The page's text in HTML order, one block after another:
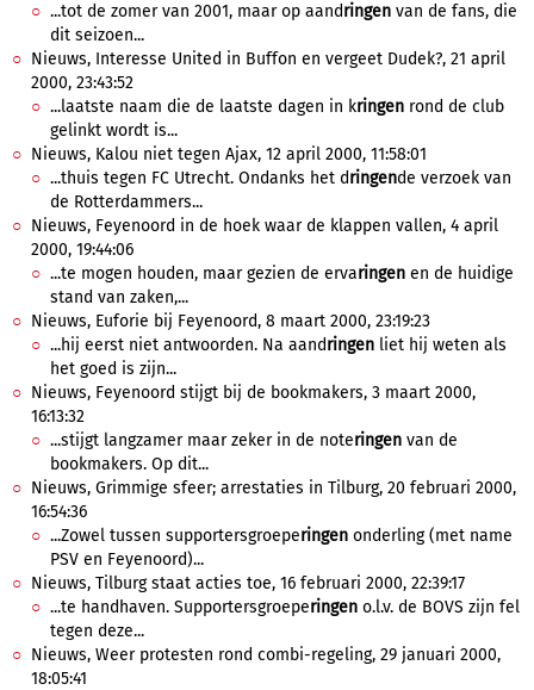
...tot de zomer van 2001, maar op aandringen van de fans, die
dit seizoen...
Nieuws, Interesse United in Buffon en vergeet Dudek?, 21 april
2000, 23:43:52
...laatste naam die de laatste dagen in kringen rond de club
gelinkt wordt is...
Nieuws, Kalou niet tegen Ajax, 12 april 2000, 11:58:01
...thuis tegen FC Utrecht. Ondanks het dringende verzoek van
de Rotterdammers...
Nieuws, Feyenoord in de hoek waar de klappen vallen, 4 april
2000, 19:44:06
...te mogen houden, maar gezien de ervaringen en de huidige
stand van zaken,...
Nieuws, Euforie bij Feyenoord, 8 maart 2000, 23:19:23
...hij eerst niet antwoorden. Na aandringen liet hij weten als
het goed is zijn...
Nieuws, Feyenoord stijgt bij de bookmakers, 3 maart 2000,
16:13:32
...stijgt langzamer maar zeker in de noteringen van de
bookmakers. Op dit...
Nieuws, Grimmige sfeer; arrestaties in Tilburg, 20 februari 2000,
16:54:36
...Zowel tussen supportersgroeperingen onderling (met name
PSV en Feyenoord)...
Nieuws, Tilburg staat acties toe, 16 februari 2000, 22:39:17
...te handhaven. Supportersgroeperingen o.l.v. de BOVS zijn fel
tegen deze...
Nieuws, Weer protesten rond combi-regeling, 29 januari 2000,
18:05:41